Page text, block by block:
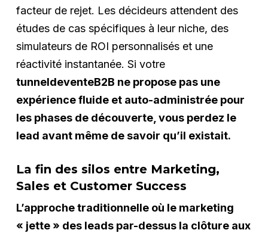
facteur de rejet. Les décideurs attendent des
études de cas spécifiques à leur niche, des
simulateurs de ROI personnalisés et une
réactivité instantanée. Si votre
tunneldeventeB2B ne propose pas une
expérience fluide et auto-administrée pour
les phases de découverte, vous perdez le
lead avant même de savoir qu’il existait.
La fin des silos entre Marketing,
Sales et Customer Success
L’approche traditionnelle où le marketing
« jette » des leads par-dessus la clôture aux